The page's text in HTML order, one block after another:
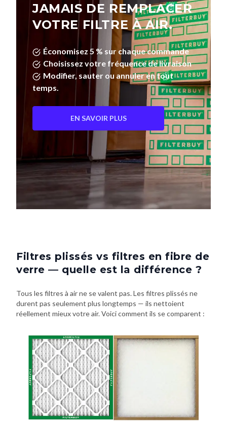
JAMAIS DE REMPLACER
VOTRE FILTRE À AIR.
Économisez 5 % sur chaque commande
Choisissez votre fréquence de livraison
Modifier, sauter ou annuler en tout
temps.
EN SAVOIR PLUS
Filtres plissés vs filtres en fibre de
verre — quelle est la différence ?
Tous les filtres à air ne se valent pas. Les filtres plissés ne
durent pas seulement plus longtemps — ils nettoient
réellement mieux votre air. Voici comment ils se comparent :